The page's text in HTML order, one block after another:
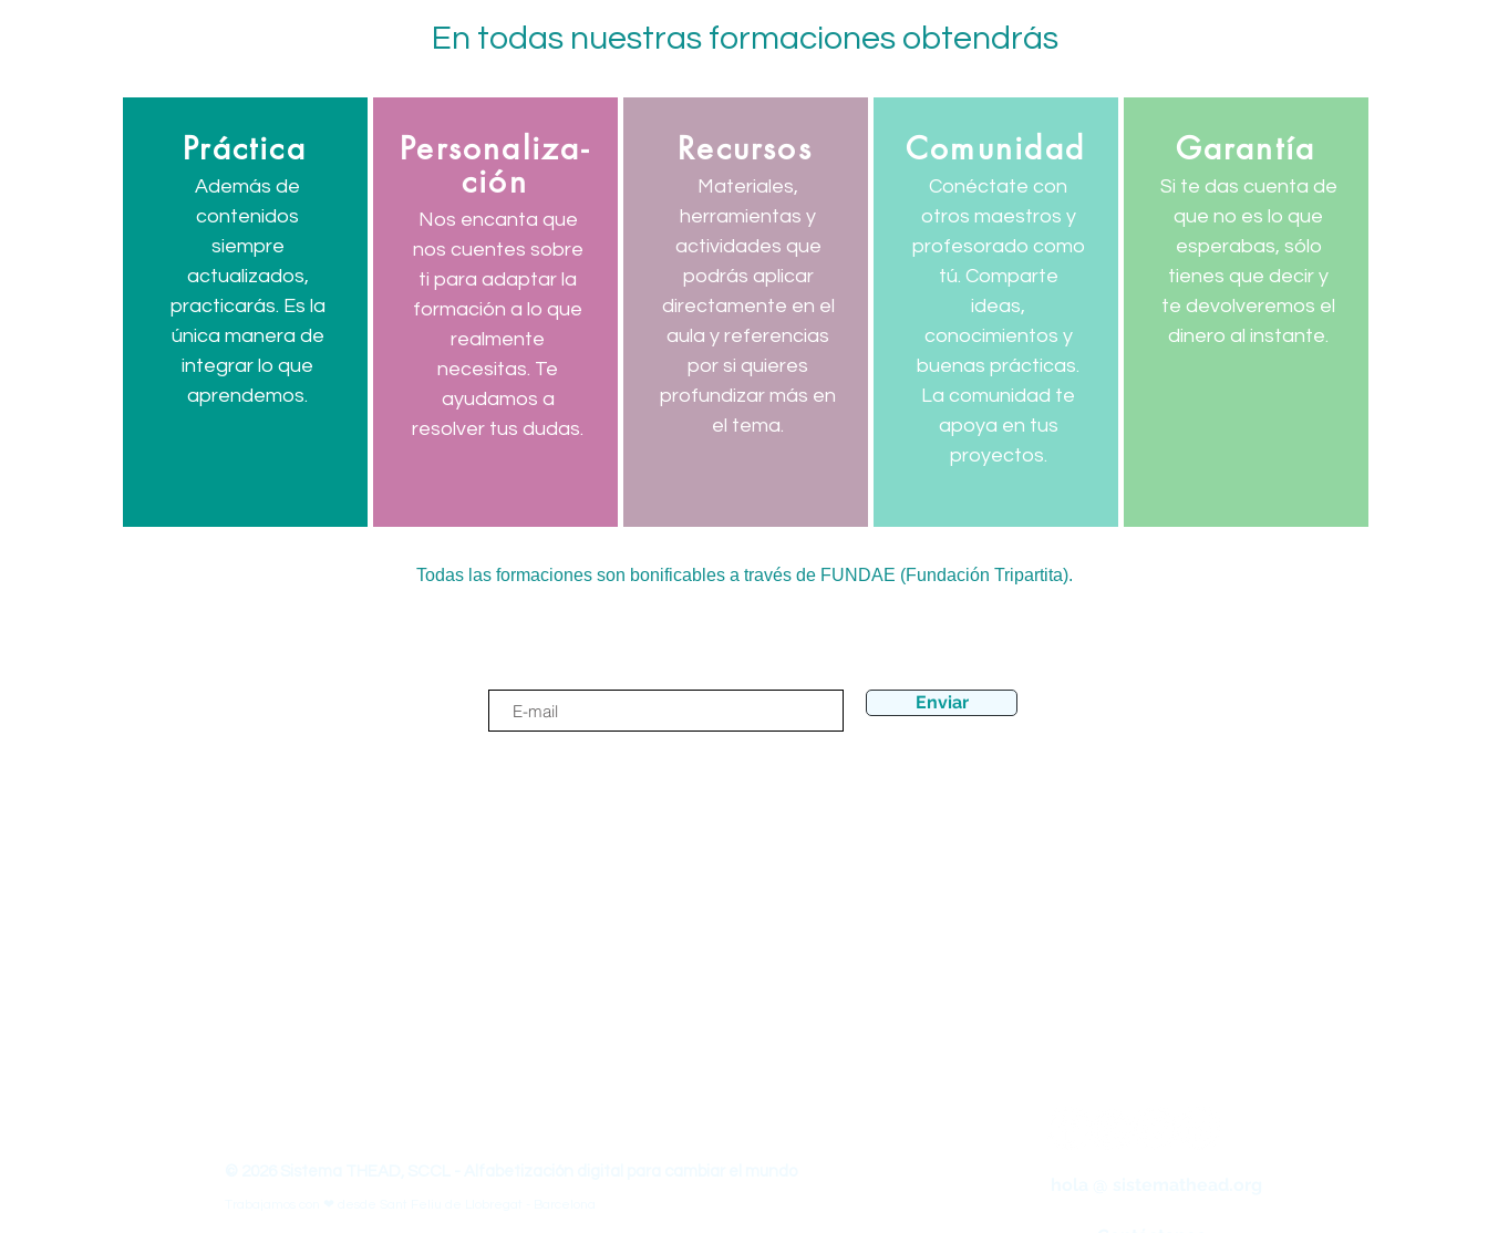
En todas nuestras formaciones obtendrás
Práctica
Además de
contenidos
siempre
actualizados,
practicarás. Es la
única manera de
integrar lo que
aprendemos.
Personaliza-
ción
Nos encanta que
nos cuentes sobre
ti para adaptar la
formación a lo que
realmente
necesitas. Te
ayudamos a
resolver tus dudas.
Recursos
Materiales,
herramientas y
actividades que
podrás aplicar
directamente en el
aula y referencias
por si quieres
profundizar más en
el tema.
Comunidad
Conéctate con
otros maestros y
profesorado como
tú. Comparte
ideas,
conocimientos y
buenas prácticas.
La comunidad te
apoya en tus
proyectos.
Garantía
Si te das cuenta de
que no es lo que
esperabas, sólo
tienes que decir y
te devolveremos el
dinero al instante.
Todas las formaciones son bonificables a través de FUNDAE (Fundación Tripartita).
Enviar